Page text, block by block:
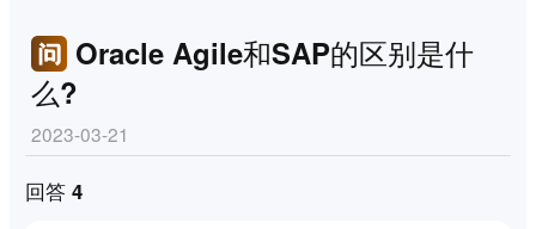
Oracle Agile和SAP的区别是什
么?
2023-03-21
回答 4